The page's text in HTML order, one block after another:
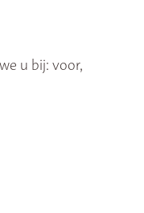
u bij: voor,